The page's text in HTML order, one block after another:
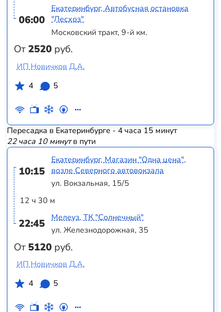
06:00
От2520 руб.
Екатеринбург, Автобусная остановка
"Лесхоз"
Московский тракт, 9-й км.
ИП Новичков Д.А.
4
5
Пересадка в Екатеринбурге - 4 часа 15 минут
22 часа 10 минутв пути
10:15
12 ч 30 м
22:45
От 5120 руб.
Екатеринбург, Магазин "Одна цена",
возле Северного автовокзала
ул. Вокзальная, 15/5
Мелеуз, ТК "Солнечный"
ул. Железнодорожная, 35
ИП Новичков Д.А.
4
5